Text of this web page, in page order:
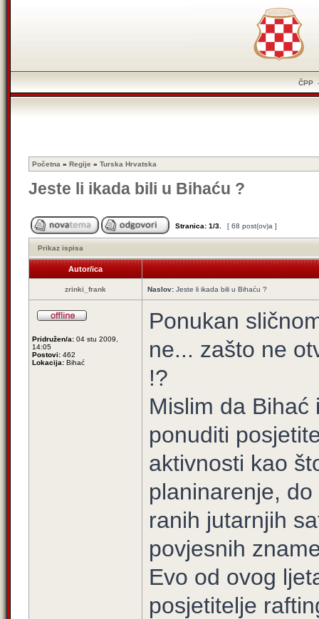
ČPP
Početna » Regije » Turska Hrvatska
Jeste li ikada bili u Bihaću ?
Stranica: 1/3 [ 68 post(ov)a ]
Prikaz ispisa
Autor/ica
zrinki_frank Naslov: Jeste li ikada bili u Bihaću ?
Pridružen/a: 04 stu 2009,
14:05
Postovi: 462
Lokacija: Bihać
Ponukan
ne... zašto ne
!?
Mislim da Bihać
ponuditi
aktivnosti kao
planinarenje,
ranih jutarnjih
povjesnih
Evo od ovog
posjetitelje